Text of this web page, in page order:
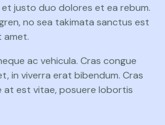
justo duo dolores et ea rebum.
no sea takimata sanctus est
amet.
ac vehicula. Cras congue
in viverra erat bibendum. Cras
at est vitae, posuere lobortis